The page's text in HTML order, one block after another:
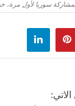
سوريا لأول مرة، خبير